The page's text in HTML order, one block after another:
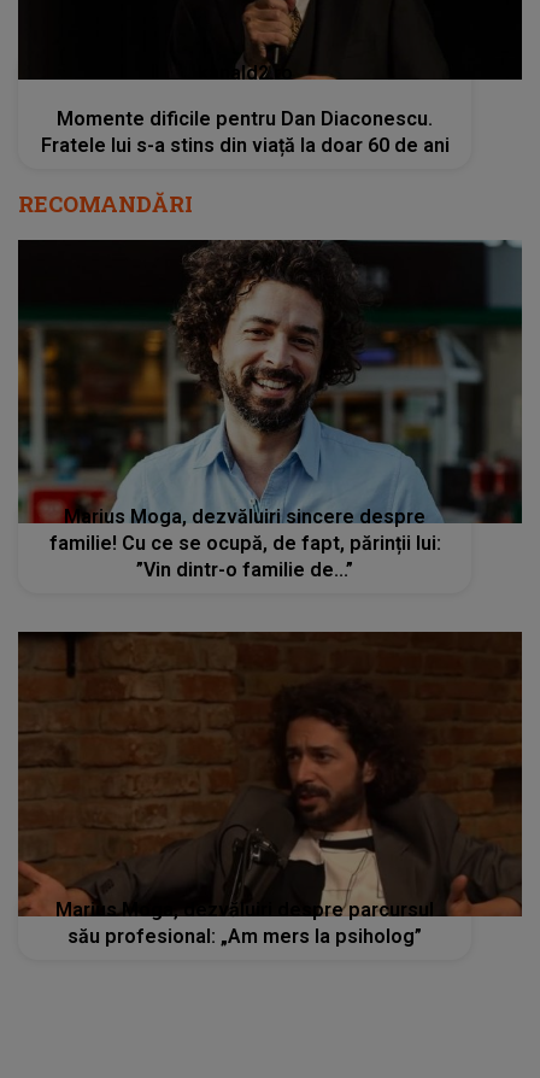
kanald2.ro
Momente dificile pentru Dan Diaconescu.
Fratele lui s-a stins din viață la doar 60 de ani
RECOMANDĂRI
Marius Moga, dezvăluiri sincere despre
familie! Cu ce se ocupă, de fapt, părinții lui:
”Vin dintr-o familie de...”
Marius Moga, dezvăluiri despre parcursul
său profesional: „Am mers la psiholog”